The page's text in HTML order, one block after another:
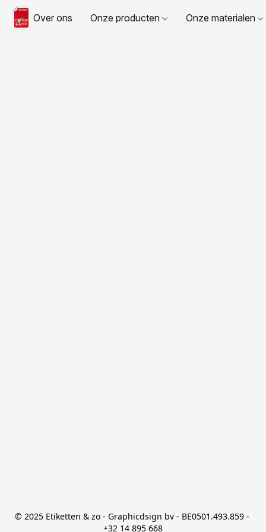
Over ons Onze producten Onze materialen
© 2025 Etiketten & zo - Graphicdsign bv - BE0501.493.859 -
+32 14 895 668